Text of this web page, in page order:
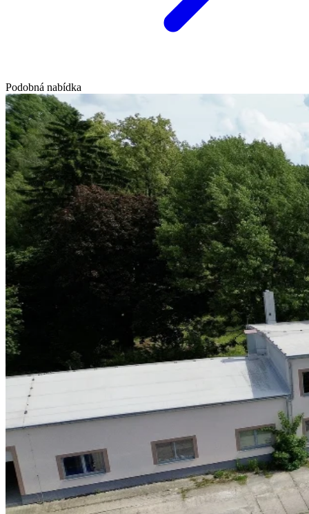
Podobná nabídka